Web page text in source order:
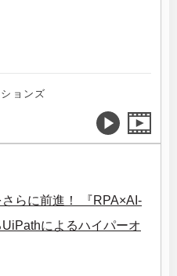
ョンズ
らに前進！ 『RPA×AI-
によるハイパーオ